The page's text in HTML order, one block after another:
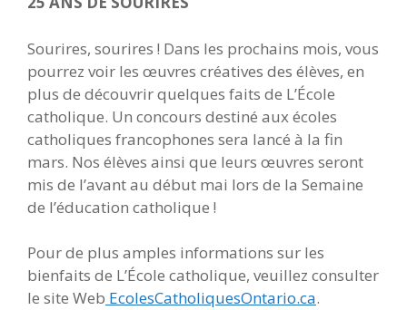
Sourires, sourires ! Dans les prochains mois, vous
pourrez voir les œuvres créatives des élèves, en
plus de découvrir quelques faits de L’École
catholique. Un concours destiné aux écoles
catholiques francophones sera lancé à la fin
mars. Nos élèves ainsi que leurs œuvres seront
mis de l’avant au début mai lors de la Semaine
de l’éducation catholique !
Pour de plus amples informations sur les
bienfaits de L’École catholique, veuillez consulter
le site Web EcolesCatholiquesOntario.ca.